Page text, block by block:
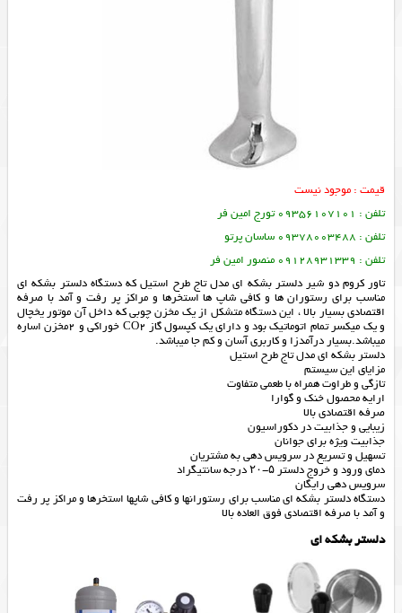
قیمت : موجود نیست
تلفن : 09356107101 تورج امین فر
تلفن : 09378003488 ساسان پرتو
تلفن : 09128931339 منصور امین فر
تاور كروم دو شير دلستر بشکه ای مدل تاج طرح استیل که دستگاه دلستر بشكه اي
مناسب براي رستوران ها و كافي شاپ ها استخرها و مراكز پر رفت و آمد با صرفه
اقتصادي بسیار بالا ، اين دستگاه متشکل از يک مخزن چوبي که داخل آن موتور يخچال
و يک ميکسر تمام اتوماتيک بود و داراي يک کپسول گاز CO2 خوراکي و 2مخزن اساره
ميباشد.بسيار درآمدزا و کاربري آسان و کم جا ميباشد.
دلستر بشکه ای مدل تاج طرح استیل
مزایای این سیستم
تازگی و طراوت همراه با طعمی متفاوت
ارایه محصول خنک و گوارا
صرفه اقتصادی بالا
زیبایی و جذابیت در دکوراسیون
جذابیت ویژه برای جوانان
تسهیل و تسریع در سرویس دهی به مشتریان
دمای ورود و خروج دلستر ۵-۲۰ درجه سانتیگراد
سرویس دهی رایگان
دستگاه دلستر بشکه ای مناسب برای رستورانها و کافی شاپها استخرها و مراکز پر رفت
و آمد با صرفه اقتصادی فوق العاده بالا
دلستر بشکه ای